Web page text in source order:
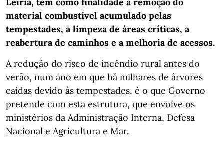
material combustível acumulado pelas
tempestades, a limpeza de áreas críticas, a
reabertura de caminhos e a melhoria de acessos.
A redução do risco de incêndio rural antes do
verão, num ano em que há milhares de árvores
caídas devido às tempestades, é o que Governo
pretende com esta estrutura, que envolve os
ministérios da Administração Interna, Defesa
Nacional e Agricultura e Mar.